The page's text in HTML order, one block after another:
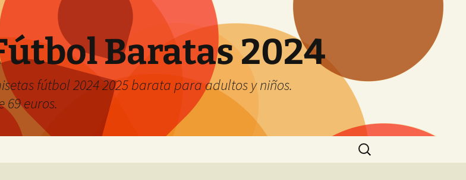
Baratas 2024
fútbol 2024 2025 barata para adultos y niños.
69 euros.
Buscar: